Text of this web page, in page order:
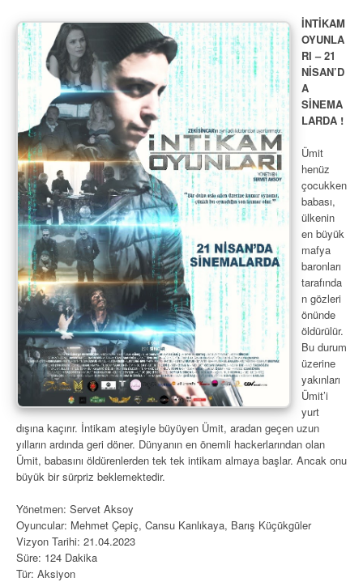
İNTİKAM
OYUNLA
RI – 21
NİSAN’D
A
SİNEMA
LARDA !
Ümit
henüz
çocukken
babası,
ülkenin
en büyük
mafya
baronları
tarafında
n gözleri
önünde
öldürülür.
Bu durum
üzerine
yakınları
Ümit’i
yurt
dışına kaçırır. İntikam ateşiyle büyüyen Ümit, aradan geçen uzun
yılların ardında geri döner. Dünyanın en önemli hackerlarından olan
Ümit, babasını öldürenlerden tek tek intikam almaya başlar. Ancak onu
büyük bir sürpriz beklemektedir.
Yönetmen: Servet Aksoy
Oyuncular: Mehmet Çepiç, Cansu Kanlıkaya, Barış Küçükgüler
Vizyon Tarihi: 21.04.2023
Süre: 124 Dakika
Tür: Aksiyon